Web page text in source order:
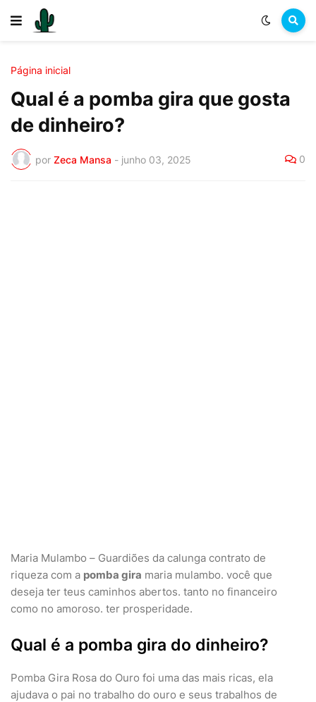
Página inicial
Qual é a pomba gira que gosta
de dinheiro?
por Zeca Mansa - junho 03, 2025 0
Maria Mulambo – Guardiões da calunga contrato de
riqueza com a pomba gira maria mulambo. você que
deseja ter teus caminhos abertos. tanto no financeiro
como no amoroso. ter prosperidade.
Qual é a pomba gira do dinheiro?
Pomba Gira Rosa do Ouro foi uma das mais ricas, ela
ajudava o pai no trabalho do ouro e seus trabalhos de